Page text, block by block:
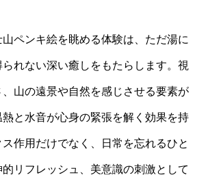
ペンキ絵を眺める体験は、ただ湯に
れない深い癒しをもたらします。視
山の遠景や自然を感じさせる要素が
と水音が心身の緊張を解く効果を持
作用だけでなく、日常を忘れるひと
リフレッシュ、美意識の刺激として